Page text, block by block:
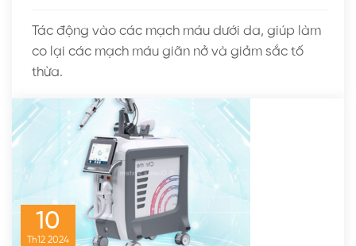
Tác động vào các mạch máu dưới da, giúp làm
co lại các mạch máu giãn nở và giảm sắc tố
thừa.
10
Th12 2024